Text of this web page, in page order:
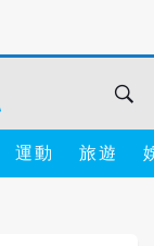
運動 旅遊